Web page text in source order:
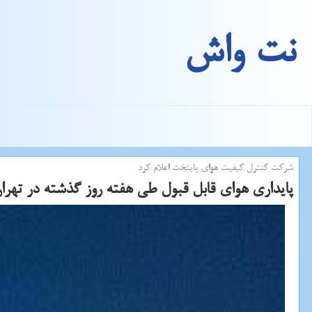
نت واش
شركت كنترل كیفیت هوای پایتخت اعلام كرد
پایداری هوای قابل قبول طی هفته روز گذشته در